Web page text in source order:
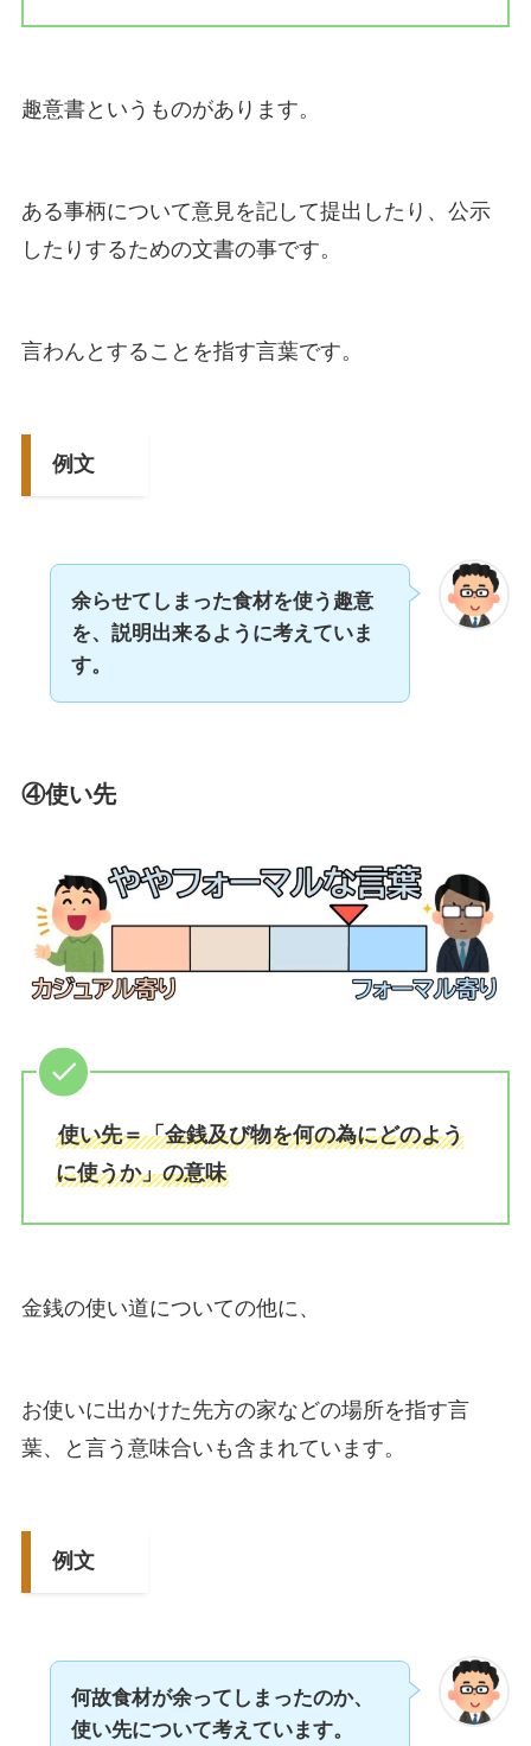
趣意書というものがあります。
ある事柄について意見を記して提出したり、公示
したりするための文書の事です。
言わんとすることを指す言葉です。
例文
余らせてしまった食材を使う趣意
を、説明出来るように考えていま
す。
④使い先
使い先＝「金銭及び物を何の為にどのよう
に使うか」の意味
金銭の使い道についての他に、
お使いに出かけた先方の家などの場所を指す言
葉、と言う意味合いも含まれています。
例文
何故食材が余ってしまったのか、
使い先について考えています。